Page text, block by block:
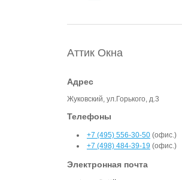
Аттик Окна
Адрес
Жуковский, ул.Горького, д.3
Телефоны
+7 (495) 556-30-50 (офис.)
+7 (498) 484-39-19 (офис.)
Электронная почта